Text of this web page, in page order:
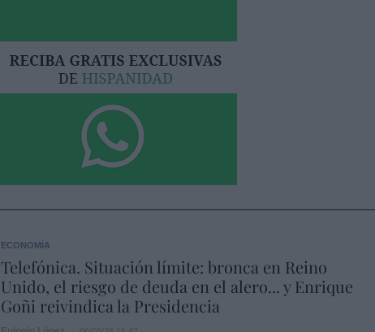
ECONOMÍA
Telefónica. Situación límite: bronca en Reino
Unido, el riesgo de deuda en el alero... y Enrique
Goñi reivindica la Presidencia